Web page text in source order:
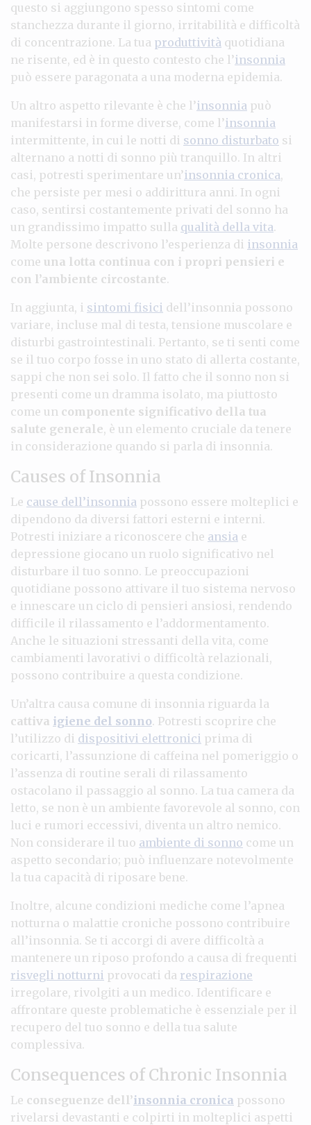
questo si aggiungono spesso sintomi come
stanchezza durante il giorno, irritabilità e difficoltà
di concentrazione. La tua produttività quotidiana
ne risente, ed è in questo contesto che l’insonnia
può essere paragonata a una moderna epidemia.
Un altro aspetto rilevante è che l’insonnia può
manifestarsi in forme diverse, come l’insonnia
intermittente, in cui le notti di sonno disturbato si
alternano a notti di sonno più tranquillo. In altri
casi, potresti sperimentare un’insonnia cronica,
che persiste per mesi o addirittura anni. In ogni
caso, sentirsi costantemente privati del sonno ha
un grandissimo impatto sulla qualità della vita.
Molte persone descrivono l’esperienza di insonnia
come una lotta continua con i propri pensieri e
con l’ambiente circostante.
In aggiunta, i sintomi fisici dell’insonnia possono
variare, incluse mal di testa, tensione muscolare e
disturbi gastrointestinali. Pertanto, se ti senti come
se il tuo corpo fosse in uno stato di allerta costante,
sappi che non sei solo. Il fatto che il sonno non si
presenti come un dramma isolato, ma piuttosto
come un componente significativo della tua
salute generale, è un elemento cruciale da tenere
in considerazione quando si parla di insonnia.
Causes of Insonnia
Le cause dell’insonnia possono essere molteplici e
dipendono da diversi fattori esterni e interni.
Potresti iniziare a riconoscere che ansia e
depressione giocano un ruolo significativo nel
disturbare il tuo sonno. Le preoccupazioni
quotidiane possono attivare il tuo sistema nervoso
e innescare un ciclo di pensieri ansiosi, rendendo
difficile il rilassamento e l’addormentamento.
Anche le situazioni stressanti della vita, come
cambiamenti lavorativi o difficoltà relazionali,
possono contribuire a questa condizione.
Un’altra causa comune di insonnia riguarda la
cattiva igiene del sonno. Potresti scoprire che
l’utilizzo di dispositivi elettronici prima di
coricarti, l’assunzione di caffeina nel pomeriggio o
l’assenza di routine serali di rilassamento
ostacolano il passaggio al sonno. La tua camera da
letto, se non è un ambiente favorevole al sonno, con
luci e rumori eccessivi, diventa un altro nemico.
Non considerare il tuo ambiente di sonno come un
aspetto secondario; può influenzare notevolmente
la tua capacità di riposare bene.
Inoltre, alcune condizioni mediche come l’apnea
notturna o malattie croniche possono contribuire
all’insonnia. Se ti accorgi di avere difficoltà a
mantenere un riposo profondo a causa di frequenti
risvegli notturni provocati da respirazione
irregolare, rivolgiti a un medico. Identificare e
affrontare queste problematiche è essenziale per il
recupero del tuo sonno e della tua salute
complessiva.
Consequences of Chronic Insonnia
Le conseguenze dell’insonnia cronica possono
rivelarsi devastanti e colpirti in molteplici aspetti